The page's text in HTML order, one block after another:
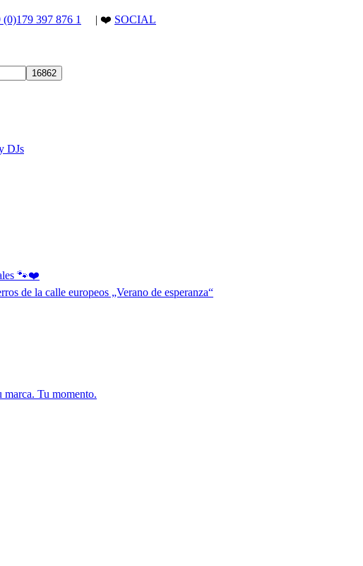
(0)179 397 876 1 | ❤️ SOCIAL
DJs
🐾❤️
de la calle europeos „Verano de esperanza“
Tu momento.